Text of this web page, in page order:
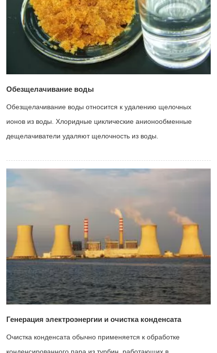
Обезщелачивание воды
Обезщелачивание воды относится к удалению щелочных
ионов из воды. Хлоридные циклические анионообменные
дещелачиватели удаляют щелочность из воды.
Генерация электроэнергии и очистка конденсата
Очистка конденсата обычно применяется к обработке
конденсированного пара из турбин, работающих в